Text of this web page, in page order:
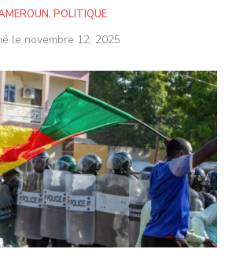
, POLITIQUE
le novembre 12, 2025